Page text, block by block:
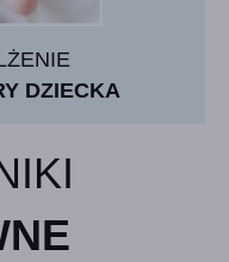
DZIECKA